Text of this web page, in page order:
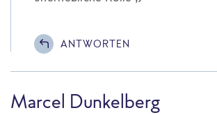
ANTWORTEN
Marcel Dunkelberg